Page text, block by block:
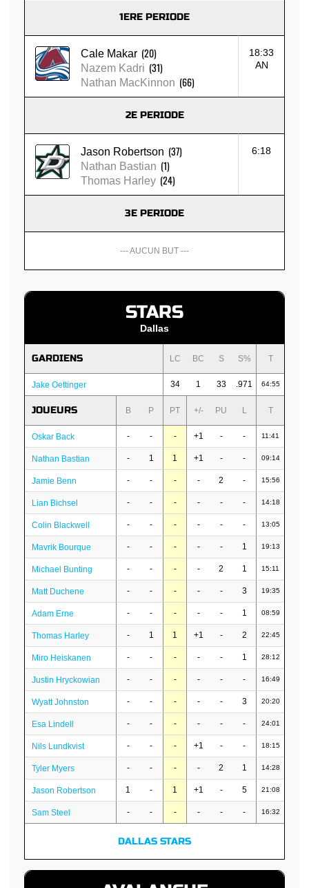
1ERE PERIODE
Cale Makar (20)
Nazem Kadri (31)
Nathan MacKinnon (66)
18:33
AN
2E PERIODE
Jason Robertson (37)
Nathan Bastian (1)
Thomas Harley (24)
6:18
3E PERIODE
--- AUCUN BUT ---
STARS
Dallas
GARDIENS LC BC S S% T
Jake Oettinger 34 1 33 .971 64:55
JOUEURS B P PT +/- PU L T
Oskar Back - - - +1 - - 11:41
Nathan Bastian - 1 1 +1 - - 09:14
Jamie Benn - - - - 2 - 15:56
Lian Bichsel - - - - - - 14:18
Colin Blackwell - - - - - - 13:05
Mavrik Bourque - - - - - 1 19:13
Michael Bunting - - - - 2 1 15:11
Matt Duchene - - - - - 3 19:35
Adam Erne - - - - - 1 08:59
Thomas Harley - 1 1 +1 - 2 22:45
Miro Heiskanen - - - - - 1 28:12
Justin Hryckowian - - - - - - 16:49
Wyatt Johnston - - - - - 3 20:20
Esa Lindell - - - - - - 24:01
Nils Lundkvist - - - +1 - - 18:15
Tyler Myers - - - - 2 1 14:28
Jason Robertson 1 - 1 +1 - 5 21:08
Sam Steel - - - - - - 16:32
DALLAS STARS